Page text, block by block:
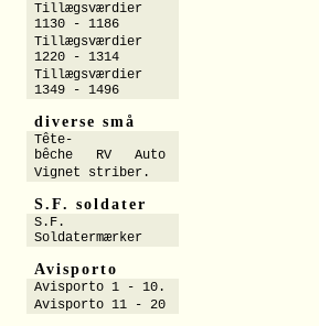
Tillægsværdier
1130 - 1186
Tillægsværdier
1220 - 1314
Tillægsværdier
1349 - 1496
diverse små
Tête-
bêche RV Auto
Vignet striber.
S.F. soldater
S.F.
Soldatermærker
Avisporto
Avisporto 1 - 10.
Avisporto 11 - 20